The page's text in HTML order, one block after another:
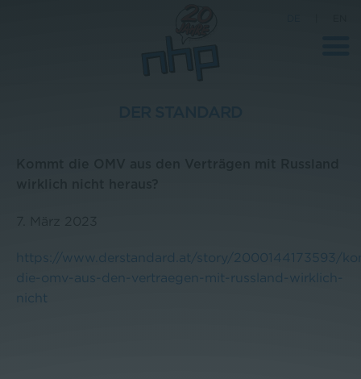
Pressebereich
Kontakt
https://www.derstandard.at/story/2000144173593/
die-omv-aus-den-vertraegen-mit-russland-wirklich-
nicht